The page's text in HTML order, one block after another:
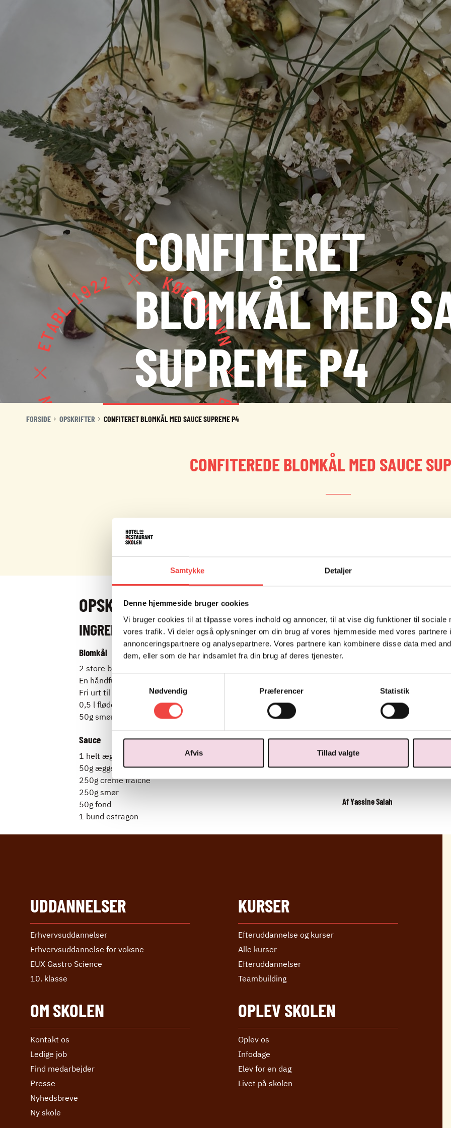
Samtykke Detaljer
Denne hjemmeside bruger cookies
Vi bruger cookies til at tilpasse vores indhold og annoncer, til at vise dig funktioner til sociale
vores trafik. Vi deler også oplysninger om din brug af vores hjemmeside med vores partnere
annonceringspartnere og analysepartnere. Vores partnere kan kombinere disse data med
dem, eller som de har indsamlet fra din brug af deres tjenester.
Samtykkevalg
Nødvendig
Præferencer Statistik
Afvis Tillad valgte
BLIV ELEV
LIVET PÅ SKOLEN
OPLEV OS
EFTERUDDANNELSE
OG KURSER
OM SKOLEN
KONTAKT
NYHEDER
JOBBØRS
FOR VIRKSOMHEDER
ELEVINTRA (LOGIN)
TIDLIGERE ELEV
ENGLISH
CONFITERET
BLOMKÅL MED
SUPREME P4
FORSIDE OPSKRIFTER CONFITERET BLOMKÅL MED SAUCE SUPREME P4
CONFITEREDE BLOMKÅL MED SAUCE
OPSKRIFT
INGREDIENSER
Blomkål
2 store blomkål
En håndfuld grovhakket pistacie
Fri urt til pynt
0,5 l fløde til puré
50g smør
Sauce
1 helt æg
50g æggeblomme
250g creme fraiche
250g smør
50g fond
1 bund estragon
Blomkål
1 blomkål skæres i buketter,
Creme fraiche og æg piskes
Fondes vendes i
varme.
Estragon finhakkes og
Af Yassine Salah
UDDANNELSER
Erhvervs­uddannelser
Erhvervs­uddannelse ­for voksne
EUX Gastro Science
10. klasse
KURSER
Efteruddannelse og kurser
Alle kurser
Efter­uddannelser
Teambuilding
OM SKOLEN
Kontakt os
Ledige job
Find medarbejder
Presse
Nyhedsbreve
Ny skole
OPLEV SKOLEN
Oplev os
Infodage
Elev for en dag
Livet på skolen